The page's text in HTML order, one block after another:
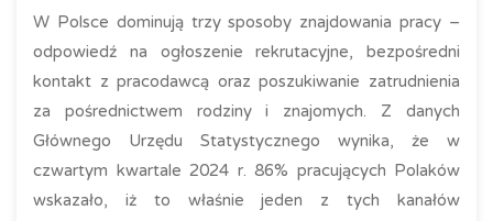
W Polsce dominują trzy sposoby znajdowania pracy –
odpowiedź na ogłoszenie rekrutacyjne, bezpośredni
kontakt z pracodawcą oraz poszukiwanie zatrudnienia
za pośrednictwem rodziny i znajomych. Z danych
Głównego Urzędu Statystycznego wynika, że w
czwartym kwartale 2024 r. 86% pracujących Polaków
wskazało, iż to właśnie jeden z tych kanałów